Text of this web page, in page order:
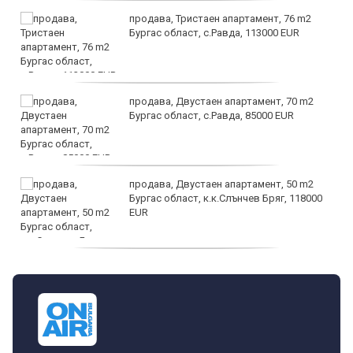
продава, Тристаен апартамент, 76 m2
Бургас област, с.Равда, 113000 EUR
продава, Двустаен апартамент, 70 m2
Бургас област, с.Равда, 85000 EUR
продава, Двустаен апартамент, 50 m2
Бургас област, к.к.Слънчев Бряг, 118000
EUR